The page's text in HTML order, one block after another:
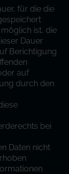
für die die
ist, die
Dauer
Berichtigung
auf
durch den
bei
Daten nicht